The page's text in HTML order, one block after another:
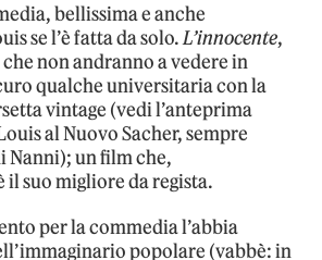
bellissima e anche
se l’è fatta da solo.L’innocente,
non andranno a vedere in
qualche universitaria con la
vintage (vedi l’anteprima
al Nuovo Sacher, sempre
Nanni); un film che,
suo migliore da regista.
per la commedia l’abbia
popolare (vabbè: in